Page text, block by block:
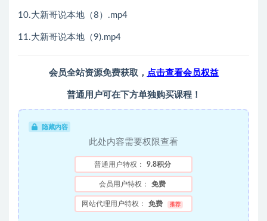
10.大新哥说本地（8）.mp4
11.大新哥说本地（9).mp4
会员全站资源免费获取， 点击查看会员权益
普通用户可在下方单独购买课程！
隐藏内容
此处内容需要权限查看
普通用户特权： 9.8积分
会员用户特权： 免费
网站代理用户特权： 免费 推荐